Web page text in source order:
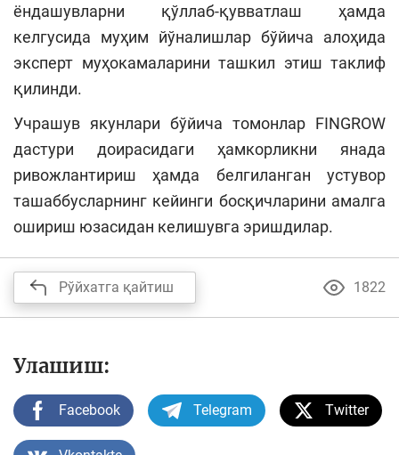
ёндашувларни қўллаб-қувватлаш ҳамда
келгусида муҳим йўналишлар бўйича алоҳида
эксперт муҳокамаларини ташкил этиш таклиф
қилинди.
Учрашув якунлари бўйича томонлар FINGROW
дастури доирасидаги ҳамкорликни янада
ривожлантириш ҳамда белгиланган устувор
ташаббусларнинг кейинги босқичларини амалга
ошириш юзасидан келишувга эришдилар.
Рўйхатга қайтиш 1822
Улашиш:
Facebook Telegram Twitter